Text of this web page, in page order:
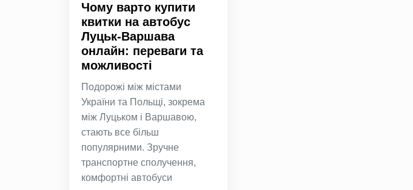
Чому варто купити
квитки на автобус
Луцьк-Варшава
онлайн: переваги та
можливості
Подорожі між містами
України та Польщі, зокрема
між Луцьком і Варшавою,
стають все більш
популярними. Зручне
транспортне сполучення,
комфортні автобуси